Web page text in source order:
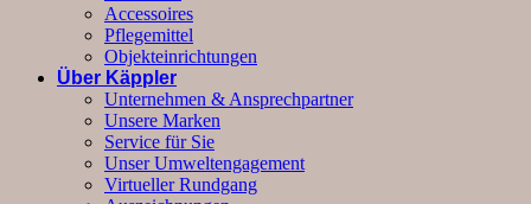
Accessoires
Pflegemittel
Objekteinrichtungen
Über Käppler
Unternehmen & Ansprechpartner
Unsere Marken
Service für Sie
Unser Umweltengagement
Virtueller Rundgang